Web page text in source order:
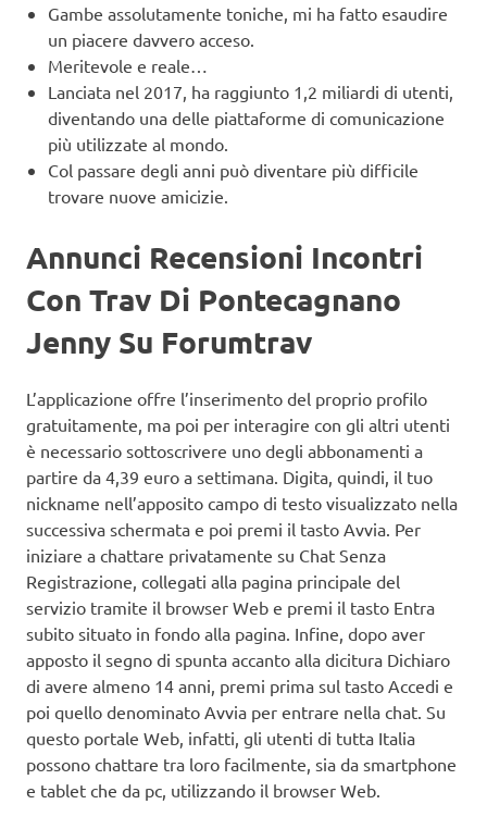
Gambe assolutamente toniche, mi ha fatto esaudire
un piacere davvero acceso.
Meritevole e reale…
Lanciata nel 2017, ha raggiunto 1,2 miliardi di utenti,
diventando una delle piattaforme di comunicazione
più utilizzate al mondo.
Col passare degli anni può diventare più difficile
trovare nuove amicizie.
Annunci Recensioni Incontri
Con Trav Di Pontecagnano
Jenny Su Forumtrav
L’applicazione offre l’inserimento del proprio profilo
gratuitamente, ma poi per interagire con gli altri utenti
è necessario sottoscrivere uno degli abbonamenti a
partire da 4,39 euro a settimana. Digita, quindi, il tuo
nickname nell’apposito campo di testo visualizzato nella
successiva schermata e poi premi il tasto Avvia. Per
iniziare a chattare privatamente su Chat Senza
Registrazione, collegati alla pagina principale del
servizio tramite il browser Web e premi il tasto Entra
subito situato in fondo alla pagina. Infine, dopo aver
apposto il segno di spunta accanto alla dicitura Dichiaro
di avere almeno 14 anni, premi prima sul tasto Accedi e
poi quello denominato Avvia per entrare nella chat. Su
questo portale Web, infatti, gli utenti di tutta Italia
possono chattare tra loro facilmente, sia da smartphone
e tablet che da pc, utilizzando il browser Web.